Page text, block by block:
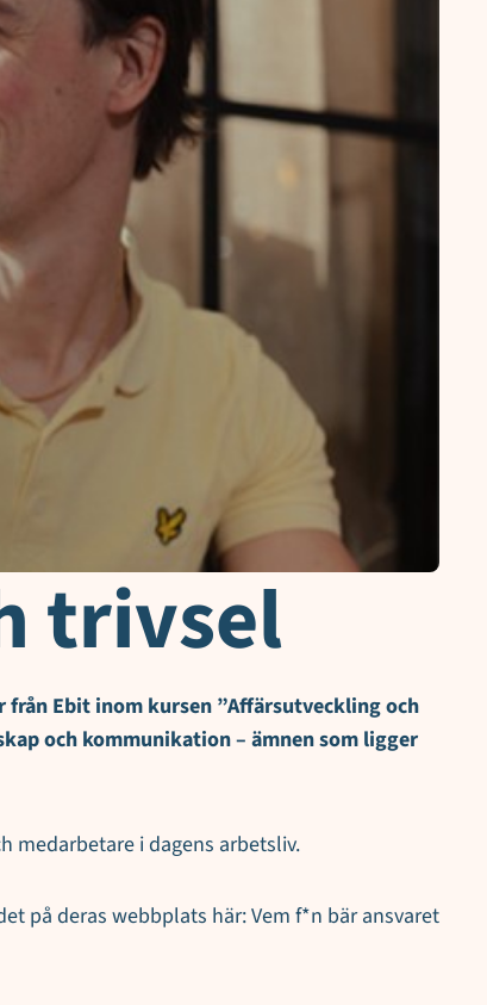
trivsel
från Ebit inom kursen ”Affärsutveckling och
och kommunikation – ämnen som ligger
medarbetare i dagens arbetsliv.
på deras webbplats här: Vem f*n bär ansvaret